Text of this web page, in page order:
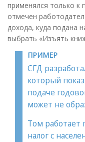
применялся только к
отмечен
дохода, куда подана
выбрать «Изъять
ПРИМЕР
СГД
который
подаче
может не
Том работает
налог с